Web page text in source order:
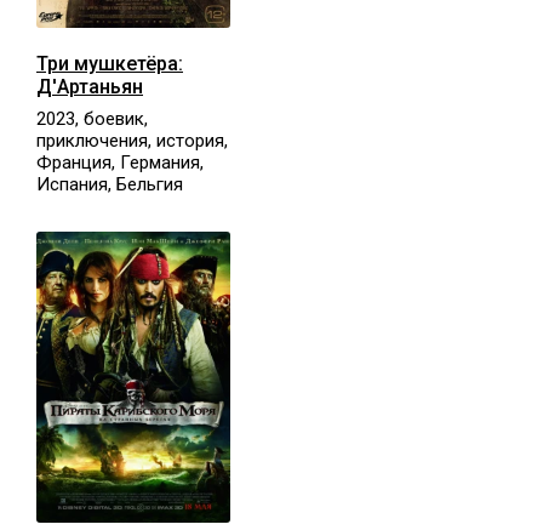
Три мушкетёра:
Д'Артаньян
2023, боевик,
приключения, история,
Франция, Германия,
Испания, Бельгия